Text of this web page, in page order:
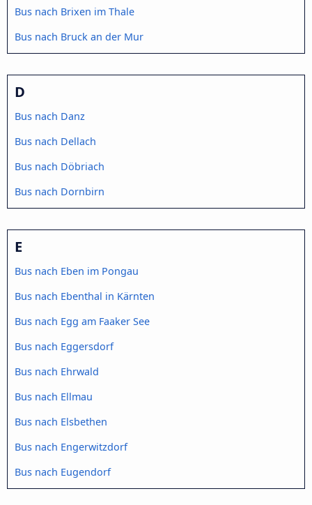
Bus nach Brixen im Thale
Bus nach Bruck an der Mur
D
Bus nach Danz
Bus nach Dellach
Bus nach Döbriach
Bus nach Dornbirn
E
Bus nach Eben im Pongau
Bus nach Ebenthal in Kärnten
Bus nach Egg am Faaker See
Bus nach Eggersdorf
Bus nach Ehrwald
Bus nach Ellmau
Bus nach Elsbethen
Bus nach Engerwitzdorf
Bus nach Eugendorf